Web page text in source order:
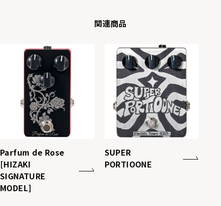
関連商品
Parfum de Rose
[HIZAKI
SIGNATURE
MODEL]
SUPER
PORTIOONE